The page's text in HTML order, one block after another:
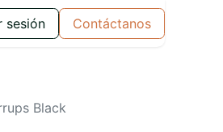
sesión Contáctanos
Black